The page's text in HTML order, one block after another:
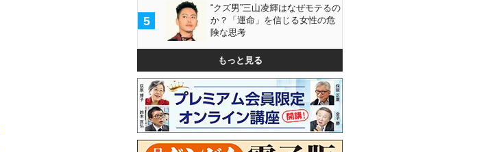
5
“クズ男”三山凌輝はなぜモテるの
か？「運命」を信じる女性の危
険な思考
もっと見る